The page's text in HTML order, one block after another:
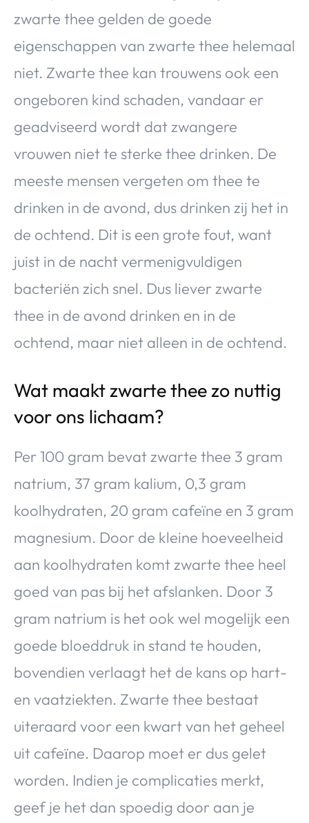
zwarte thee gelden de goede
eigenschappen van zwarte thee helemaal
niet. Zwarte thee kan trouwens ook een
ongeboren kind schaden, vandaar er
geadviseerd wordt dat zwangere
vrouwen niet te sterke thee drinken. De
meeste mensen vergeten om thee te
drinken in de avond, dus drinken zij het in
de ochtend. Dit is een grote fout, want
juist in de nacht vermenigvuldigen
bacteriën zich snel. Dus liever zwarte
thee in de avond drinken en in de
ochtend, maar niet alleen in de ochtend.
Wat maakt zwarte thee zo nuttig
voor ons lichaam?
Per 100 gram bevat zwarte thee 3 gram
natrium, 37 gram kalium, 0,3 gram
koolhydraten, 20 gram cafeïne en 3 gram
magnesium. Door de kleine hoeveelheid
aan koolhydraten komt zwarte thee heel
goed van pas bij het afslanken. Door 3
gram natrium is het ook wel mogelijk een
goede bloeddruk in stand te houden,
bovendien verlaagt het de kans op hart-
en vaatziekten. Zwarte thee bestaat
uiteraard voor een kwart van het geheel
uit cafeїne. Daarop moet er dus gelet
worden. Indien je complicaties merkt,
geef je het dan spoedig door aan je